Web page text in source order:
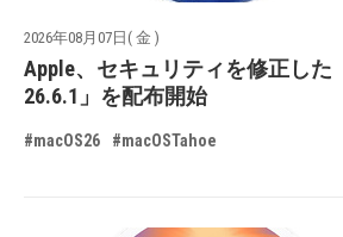
2026年08月07日( 金 )
Apple、セキュリティを修正した
26.6.1」を配布開始
#macOS26 #macOSTahoe